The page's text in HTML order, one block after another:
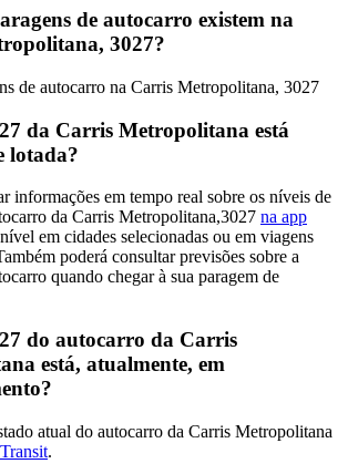
de autocarro existem na
3027?
de autocarro na Carris Metropolitana, 3027
da Carris Metropolitana está
lotada?
informações em tempo real sobre os níveis de
da Carris Metropolitana,3027 na app
em cidades selecionadas ou em viagens
poderá consultar previsões sobre a
quando chegar à sua paragem de
do autocarro da Carris
está, atualmente, em
atual do autocarro da Carris Metropolitana
.